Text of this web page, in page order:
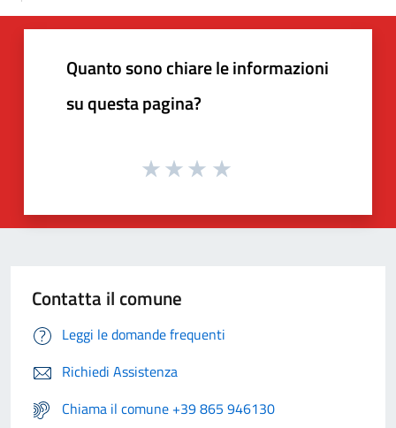
Quanto sono chiare le informazioni
su questa pagina?
Contatta il comune
Leggi le domande frequenti
Richiedi Assistenza
Chiama il comune +39 865 946130